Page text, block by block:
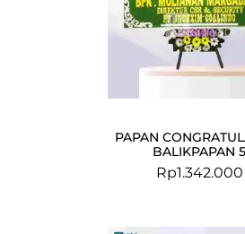
PAPAN
BALIKPAPAN 5
Rp1.342.000